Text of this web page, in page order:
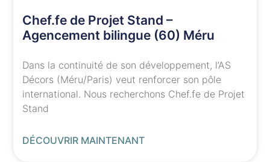
Chef.fe de Projet Stand –
Agencement bilingue (60) Méru
Dans la continuité de son développement, l’AS
Décors (Méru/Paris) veut renforcer son pôle
international. Nous recherchons Chef.fe de Projet
Stand
DÉCOUVRIR MAINTENANT